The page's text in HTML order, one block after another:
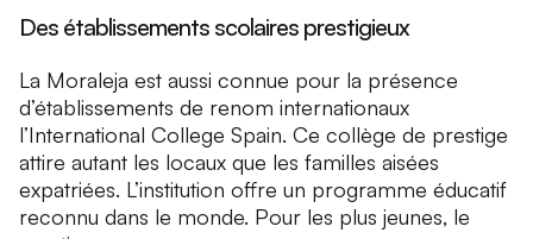
Des établissements scolaires prestigieux
La Moraleja est aussi connue pour la présence
d’établissements de renom internationaux
l’International College Spain. Ce collège de prestige
attire autant les locaux que les familles aisées
expatriées. L’institution offre un programme éducatif
reconnu dans le monde. Pour les plus jeunes, le